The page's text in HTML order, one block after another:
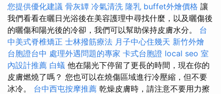
您提供優化建議 骨灰罈 冷氣清洗 隆乳 buffet外燴價格 讓
我們看看在曬日光浴後在美容護理中尋找什麼，以及曬傷後
的曬傷和陽光後的冷卻，我們可以幫助保持皮膚水分。 台
中美式脊椎矯正 士林撥筋療法 月子中心住幾天 新竹外燴
台胞證台中 處理外遇問題的專家 卡式台胞證 local seo 室
內設計推薦 白蟻 他在陽光下停留了更長的時間，現在你的
皮膚燃燒了嗎？ 您也可以在燒傷區域進行冷壓縮，但不要
冰冷。 台中西屯按摩推薦 乾燥皮膚時，請注意不要用力擦